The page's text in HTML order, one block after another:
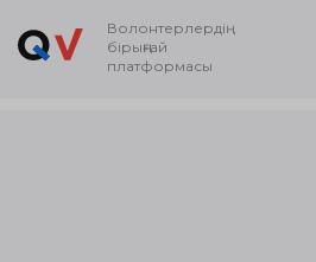
Волонтерлердің
бірыңғай
платформасы